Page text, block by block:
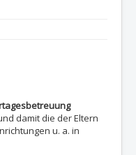
damit die der Eltern
u. a. in